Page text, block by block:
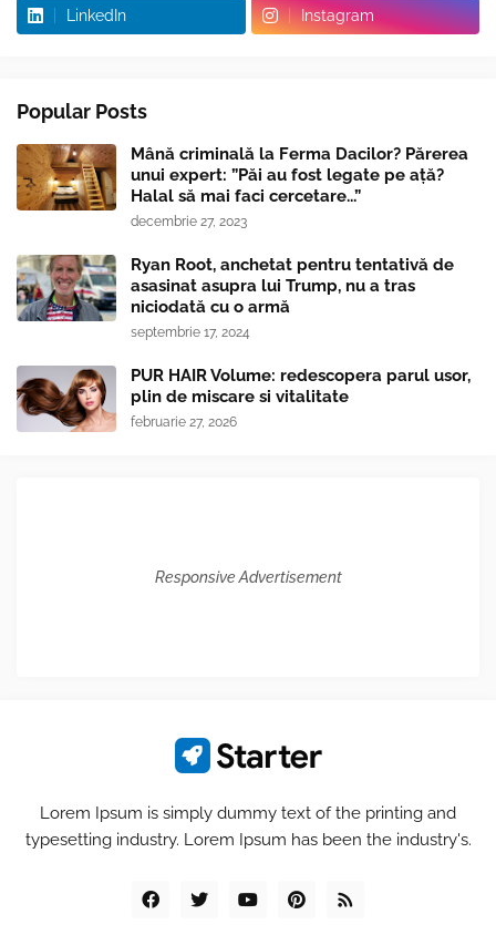
LinkedIn Instagram
Popular Posts
Mână criminală la Ferma Dacilor? Părerea
unui expert: ”Păi au fost legate pe ață?
Halal să mai faci cercetare...”
decembrie 27, 2023
Ryan Root, anchetat pentru tentativă de
asasinat asupra lui Trump, nu a tras
niciodată cu o armă
septembrie 17, 2024
PUR HAIR Volume: redescopera parul usor,
plin de miscare si vitalitate
februarie 27, 2026
Responsive Advertisement
Lorem Ipsum is simply dummy text of the printing and
typesetting industry. Lorem Ipsum has been the industry's.